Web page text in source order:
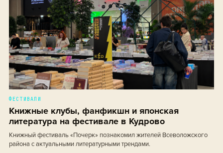
ФЕСТИВАЛИ
Книжные клубы, фанфикшн и японская
литература на фестивале в Кудрово
Книжный фестиваль «Почерк» познакомил жителей Всеволожского
района с актуальными литературными трендами.